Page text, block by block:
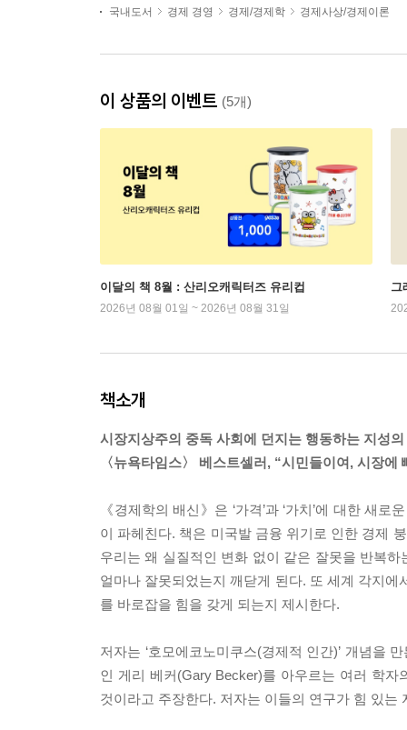
국내도서
경제 경영 경제/경제학 경제사상/경제이론
이 상품의 이벤트 (5개)
이달의 책 8월 : 산리오캐릭터즈 유리컵
2026년 08월 01일 ~ 2026년 08월 31일
그
책소개
시장지상주의 중독 사회에 던지는 행동하는 지성
〈뉴욕타임스〉 베스트셀러, “시민들이여, 시장에
《경제학의 배신》은 ‘가격’과 ‘가치’에 대한 새
이 파헤친다. 책은 미국발 금융 위기로 인한 경제
우리는 왜 실질적인 변화 없이 같은 잘못을 반복하
얼마나 잘못되었는지 깨닫게 된다. 또 세계 각지에
를 바로잡을 힘을 갖게 되는지 제시한다.
저자는 ‘호모에코노미쿠스(경제적 인간)’ 개념을
인 게리 베커(Gary Becker)를 아우르는 여러 학
것이라고 주장한다. 저자는 이들의 연구가 힘 있